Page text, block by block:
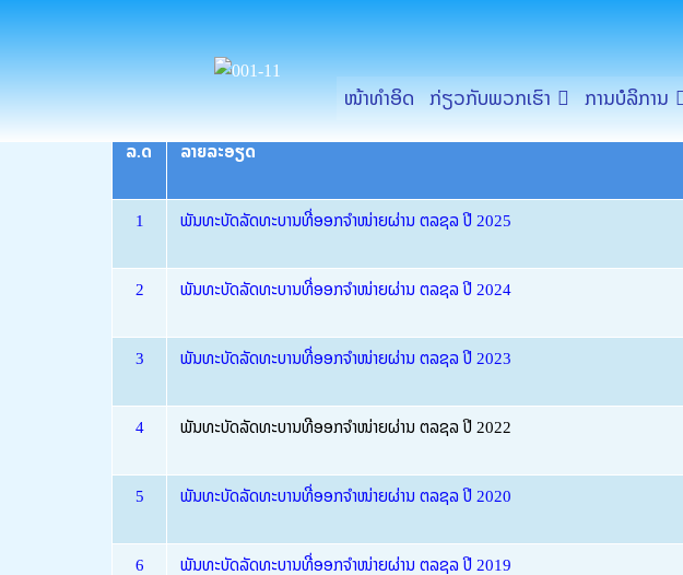
ໜ້າທຳອິດ ກ່ຽວກັບພວກເຮົາ ການບໍລິການ
ລ.ດ ລາຍລະອຽດ
1 ພັນທະບັດລັດທະບານທີ່ອອກຈໍາໜ່າຍຜ່ານ ຕລຊລ ປີ 2025
2 ພັນທະບັດລັດທະບານທີ່ອອກຈໍາໜ່າຍຜ່ານ ຕລຊລ ປີ 2024
3 ພັນທະບັດລັດທະບານທີ່ອອກຈໍາໜ່າຍຜ່ານ ຕລຊລ ປີ 2023
4 ພັນທະບັດລັດທະບານທີ່ອອກຈໍາໜ່າຍຜ່ານ ຕລຊລ ປີ 2022
5 ພັນທະບັດລັດທະບານທີ່ອອກຈໍາໜ່າຍຜ່ານ ຕລຊລ ປີ 2020
6 ພັນທະບັດລັດທະບານທີ່ອອກຈໍາໜ່າຍຜ່ານ ຕລຊລ ປີ 2019